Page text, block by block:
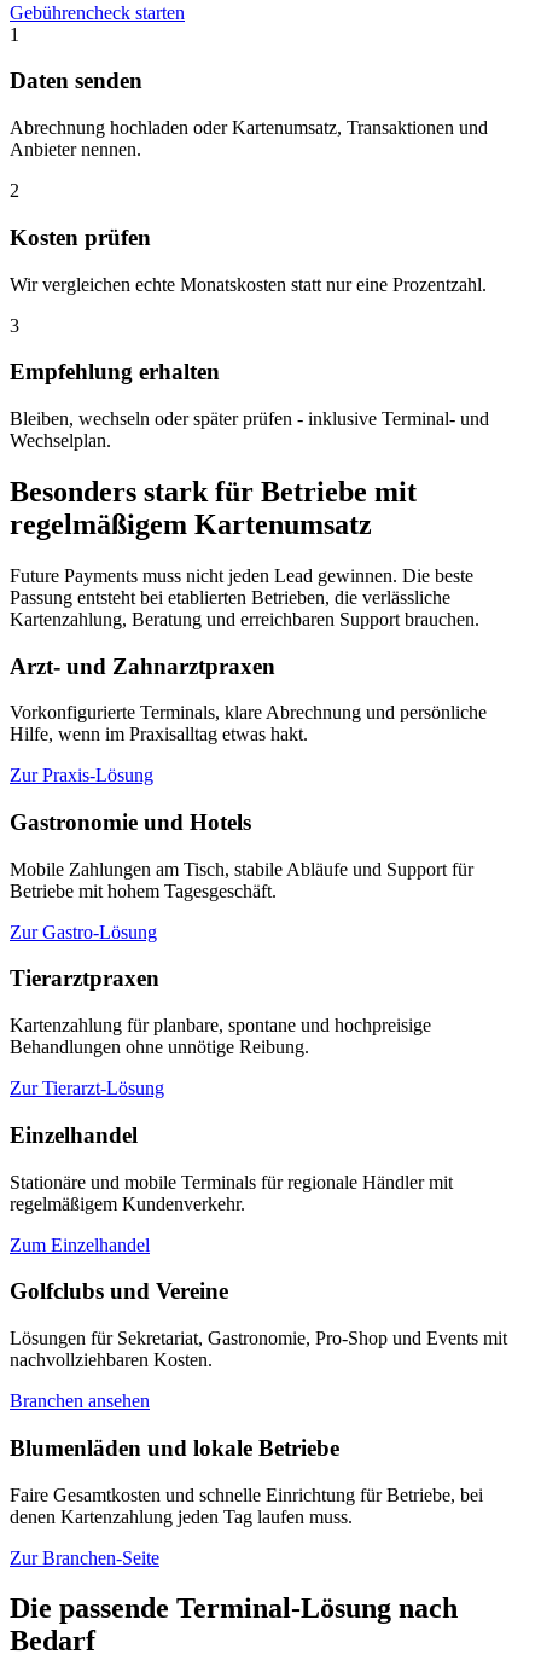
Gebührencheck starten
1
Daten senden
Abrechnung hochladen oder Kartenumsatz, Transaktionen und
Anbieter nennen.
2
Kosten prüfen
Wir vergleichen echte Monatskosten statt nur eine Prozentzahl.
3
Empfehlung erhalten
Bleiben, wechseln oder später prüfen - inklusive Terminal- und
Wechselplan.
Besonders stark für Betriebe mit
regelmäßigem Kartenumsatz
Future Payments muss nicht jeden Lead gewinnen. Die beste
Passung entsteht bei etablierten Betrieben, die verlässliche
Kartenzahlung, Beratung und erreichbaren Support brauchen.
Arzt- und Zahnarztpraxen
Vorkonfigurierte Terminals, klare Abrechnung und persönliche
Hilfe, wenn im Praxisalltag etwas hakt.
Zur Praxis-Lösung
Gastronomie und Hotels
Mobile Zahlungen am Tisch, stabile Abläufe und Support für
Betriebe mit hohem Tagesgeschäft.
Zur Gastro-Lösung
Tierarztpraxen
Kartenzahlung für planbare, spontane und hochpreisige
Behandlungen ohne unnötige Reibung.
Zur Tierarzt-Lösung
Einzelhandel
Stationäre und mobile Terminals für regionale Händler mit
regelmäßigem Kundenverkehr.
Zum Einzelhandel
Golfclubs und Vereine
Lösungen für Sekretariat, Gastronomie, Pro-Shop und Events mit
nachvollziehbaren Kosten.
Branchen ansehen
Blumenläden und lokale Betriebe
Faire Gesamtkosten und schnelle Einrichtung für Betriebe, bei
denen Kartenzahlung jeden Tag laufen muss.
Zur Branchen-Seite
Die passende Terminal-Lösung nach
Bedarf